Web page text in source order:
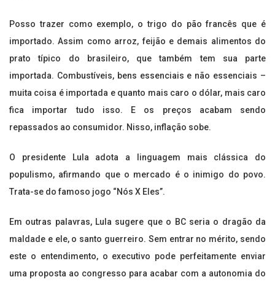
Posso trazer como exemplo, o trigo do pão francês que é
importado. Assim como arroz, feijão e demais alimentos do
prato típico do brasileiro, que também tem sua parte
importada. Combustíveis, bens essenciais e não essenciais –
muita coisa é importada e quanto mais caro o dólar, mais caro
fica importar tudo isso. E os preços acabam sendo
repassados ao consumidor. Nisso, inflação sobe.
O presidente Lula adota a linguagem mais clássica do
populismo, afirmando que o mercado é o inimigo do povo.
Trata-se do famoso jogo “Nós X Eles”.
Em outras palavras, Lula sugere que o BC seria o dragão da
maldade e ele, o santo guerreiro. Sem entrar no mérito, sendo
este o entendimento, o executivo pode perfeitamente enviar
uma proposta ao congresso para acabar com a autonomia do